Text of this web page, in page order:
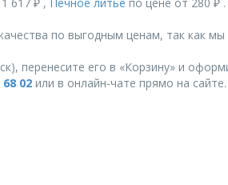
по выгодным ценам, так как
перенесите его в «Корзину» и
68 02 или в онлайн-чате прямо на сайте.